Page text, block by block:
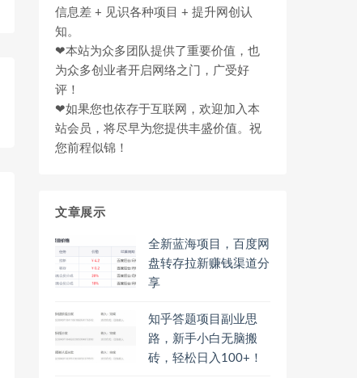
信息差 + 见识各种项目 + 提升网创认
知。
❤本站为众多团队提供了重要价值，也
为众多创业者开启网络之门，广受好
评！
❤如果您也依存于互联网，欢迎加入本
站会员，将尽早为您提供丰盛价值。祝
您前程似锦！
文章展示
全新蓝海项目，百度网
盘转存拉新赚钱渠道分
享
知乎答题项目副业思
路，新手小白无脑搬
砖，轻松日入100+！